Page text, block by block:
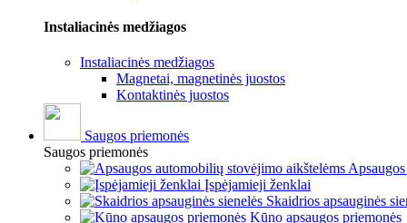
Instaliacinės medžiagos
Instaliacinės medžiagos
Magnetai, magnetinės juostos
Kontaktinės juostos
Saugos priemonės
Saugos priemonės
Įspėjamieji ženklai
Skaidrios apsauginės
Kūno apsaugos priemonės